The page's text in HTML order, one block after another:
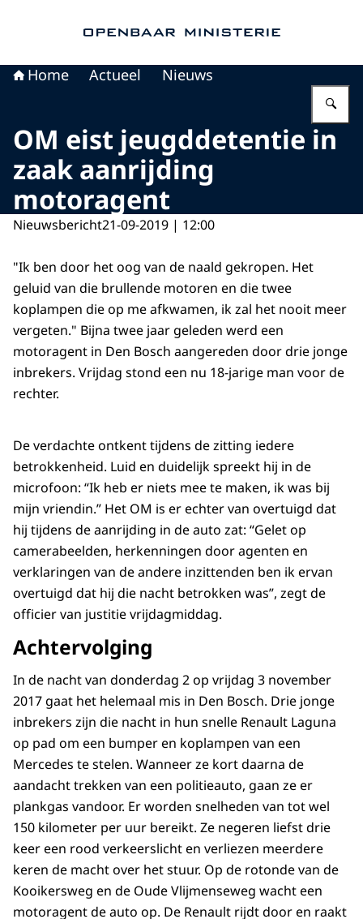
Home Actueel Nieuws
OM eist jeugddetentie in
zaak aanrijding
motoragent
Nieuwsbericht21-09-2019 | 12:00
"Ik ben door het oog van de naald gekropen. Het
geluid van die brullende motoren en die twee
koplampen die op me afkwamen, ik zal het nooit meer
vergeten." Bijna twee jaar geleden werd een
motoragent in Den Bosch aangereden door drie jonge
inbrekers. Vrijdag stond een nu 18-jarige man voor de
rechter.
De verdachte ontkent tijdens de zitting iedere
betrokkenheid. Luid en duidelijk spreekt hij in de
microfoon: “Ik heb er niets mee te maken, ik was bij
mijn vriendin.” Het OM is er echter van overtuigd dat
hij tijdens de aanrijding in de auto zat: “Gelet op
camerabeelden, herkenningen door agenten en
verklaringen van de andere inzittenden ben ik ervan
overtuigd dat hij die nacht betrokken was”, zegt de
officier van justitie vrijdagmiddag.
Achtervolging
In de nacht van donderdag 2 op vrijdag 3 november
2017 gaat het helemaal mis in Den Bosch. Drie jonge
inbrekers zijn die nacht in hun snelle Renault Laguna
op pad om een bumper en koplampen van een
Mercedes te stelen. Wanneer ze kort daarna de
aandacht trekken van een politieauto, gaan ze er
plankgas vandoor. Er worden snelheden van tot wel
150 kilometer per uur bereikt. Ze negeren liefst drie
keer een rood verkeerslicht en verliezen meerdere
keren de macht over het stuur. Op de rotonde van de
Kooikersweg en de Oude Vlijmenseweg wacht een
motoragent de auto op. De Renault rijdt door en raakt